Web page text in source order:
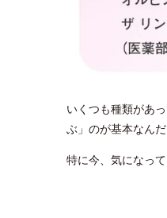
いくつも種類があ
ぶ」のが基本なんだ
特に今、気になっ